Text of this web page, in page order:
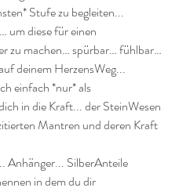
Stufe zu begleiten...
um diese für einen
zu machen… spürbar… fühlbar…
deinem HerzensWeg...
einfach *nur* als
in die Kraft... der SteinWesen
Mantren und deren Kraft
Anhänger... SilberAnteile
in dem du dir